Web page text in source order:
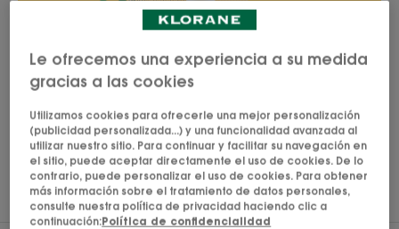
REPARAR Y NUTRIR
Le ofrecemos una experiencia a su medida
gracias a las cookies
Utilizamos cookies para ofrecerle una mejor personalización
(publicidad personalizada...) y una funcionalidad avanzada al
utilizar nuestro sitio. Para continuar y facilitar su navegación en
el sitio, puede aceptar directamente el uso de cookies. De lo
contrario, puede personalizar el uso de cookies. Para obtener
más información sobre el tratamiento de datos personales,
consulte nuestra política de privacidad haciendo clic a
continuación:Política de confidencialidad